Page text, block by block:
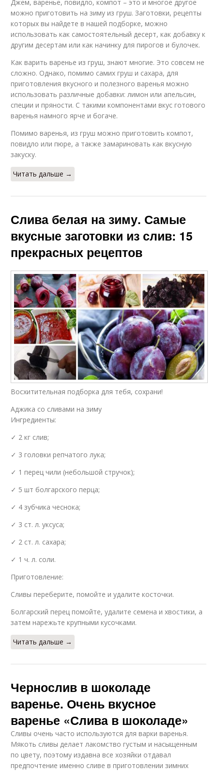
Джем, варенье, повидло, компот – это и многое другое
можно приготовить на зиму из груш. Заготовки, рецепты
которых вы найдете в нашей подборке, можно
использовать как самостоятельный десерт, как добавку к
другим десертам или как начинку для пирогов и булочек.
Как варить варенье из груш, знают многие. Это совсем не
сложно. Однако, помимо самих груш и сахара, для
приготовления вкусного и полезного варенья можно
использовать различные добавки: лимон или апельсин,
специи и пряности. С такими компонентами вкус готового
варенья намного ярче и богаче.
Помимо варенья, из груш можно приготовить компот,
повидло или пюре, а также замариновать как вкусную
закуску.
Читать дальше →
Слива белая на зиму. Самые
вкусные заготовки из слив: 15
прекрасных рецептов
Восхитительная подборка для тебя, сохрани!
Аджика со сливами на зиму
Ингредиенты:
✓ 2 кг слив;
✓ 3 головки репчатого лука;
✓ 1 перец чили (небольшой стручок);
✓ 5 шт болгарского перца;
✓ 4 зубчика чеснока;
✓ 3 ст. л. уксуса;
✓ 2 ст. л. сахара;
✓ 1 ч. л. соли.
Приготовление:
Сливы переберите, помойте и удалите косточки.
Болгарский перец помойте, удалите семена и хвостики, а
затем нарежьте крупными кусочками.
Читать дальше →
Чернослив в шоколаде
варенье. Очень вкусное
варенье «Слива в шоколаде»
Сливы очень часто используются для варки варенья.
Мякоть сливы делает лакомство густым и насыщенным
по цвету, поэтому издавна все хозяйки отдавал
предпочтение именно сливе в приготовлении зимних